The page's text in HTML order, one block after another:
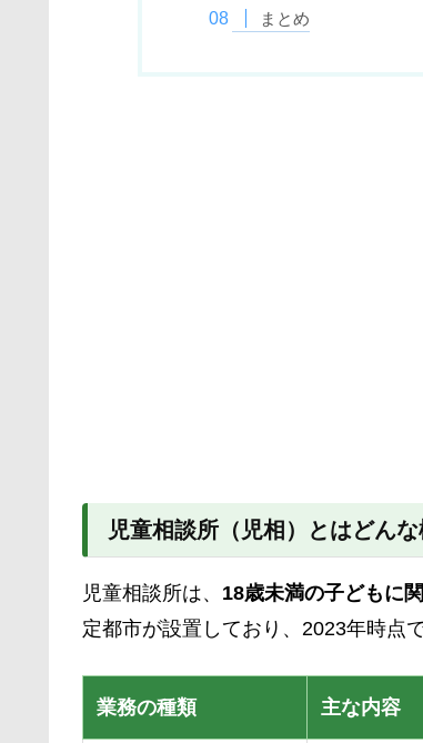
まとめ
児童相談所（児相）とはどん
児童相談所は、 18歳未満の子どもに
定都市が設置しており、2023年時点
業務の種類 主な内容